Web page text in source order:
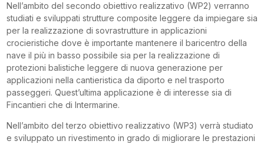
Nell’ambito del secondo obiettivo realizzativo (WP2) verranno
studiati e sviluppati strutture composite leggere da impiegare sia
per la realizzazione di sovrastrutture in applicazioni
crocieristiche dove è importante mantenere il baricentro della
nave il più in basso possibile sia per la realizzazione di
protezioni balistiche leggere di nuova generazione per
applicazioni nella cantieristica da diporto e nel trasporto
passeggeri. Quest’ultima applicazione è di interesse sia di
Fincantieri che di Intermarine.
Nell’ambito del terzo obiettivo realizzativo (WP3) verrà studiato
e sviluppato un rivestimento in grado di migliorare le prestazioni